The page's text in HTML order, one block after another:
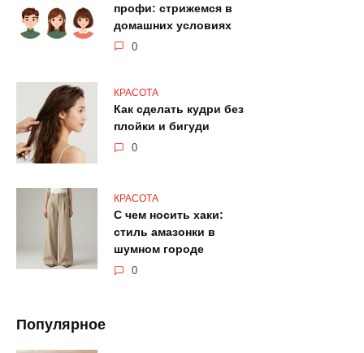
профи: стрижемся в
домашних условиях
0
КРАСОТА
Как сделать кудри без
плойки и бигуди
0
КРАСОТА
С чем носить хаки:
стиль амазонки в
шумном городе
0
Популярное